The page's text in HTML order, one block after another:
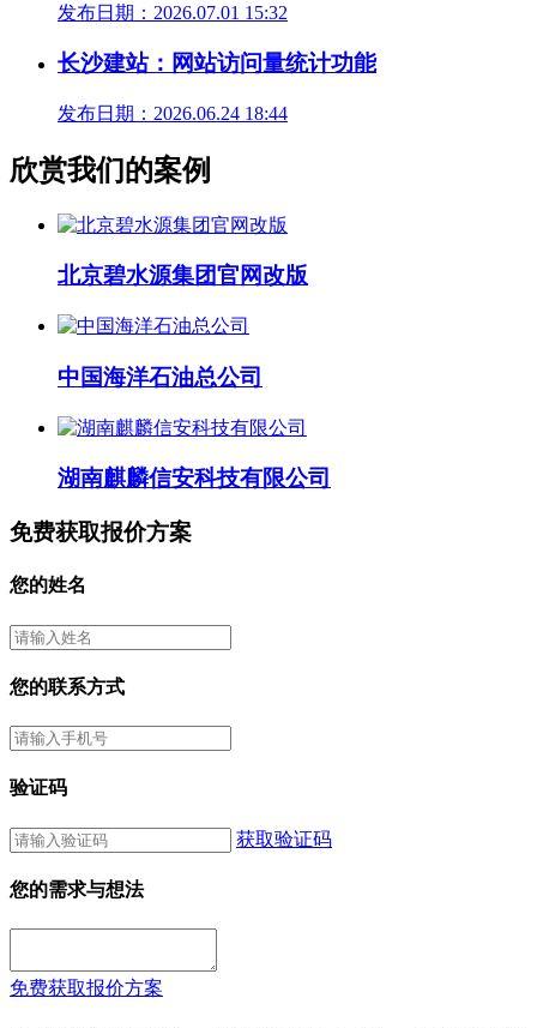
发布日期：2026.07.01 15:32
长沙建站：网站访问量统计功能
发布日期：2026.06.24 18:44
欣赏我们的案例
北京碧水源集团官网改版
中国海洋石油总公司
湖南麒麟信安科技有限公司
免费获取报价方案
您的姓名
您的联系方式
验证码
获取验证码
您的需求与想法
免费获取报价方案